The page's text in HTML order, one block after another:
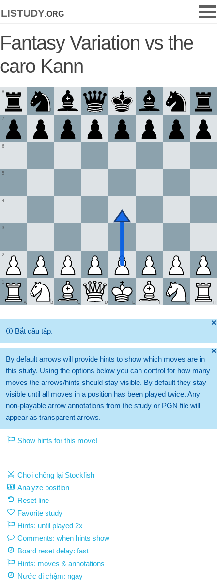
listudy.org
Fantasy Variation vs the
caro Kann
1
2
3
4
5
6
7
8
A B C D E F G H
🞫
🛈 Bắt đầu tập.
🞫
By default arrows will provide hints to show which moves are in
this study. Using the options below you can control for how many
moves the arrows/hints should stay visible. By default they stay
visible until all moves in a position has been played twice. Any
non-playable arrow annotations from the study or PGN file will
appear as transparent arrows.
Show hints for this move!
Chơi chống lại Stockfish
Analyze position
Reset line
Favorite study
Hints: until played 2x
Comments: when hints show
Board reset delay: fast
Hints: moves & annotations
Nước đi chậm: ngay